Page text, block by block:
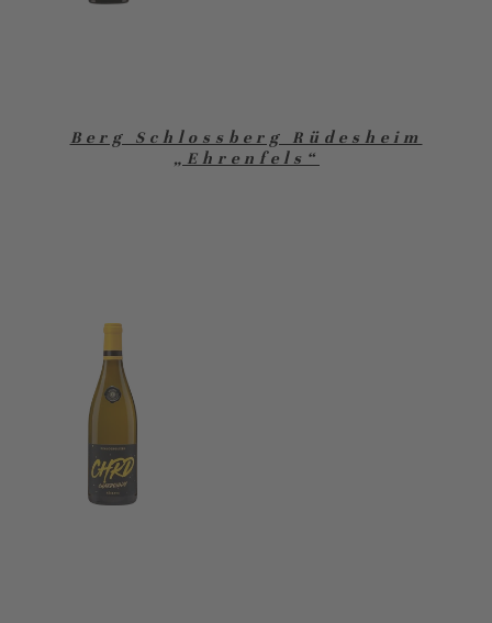
Berg Schlossberg Rüdesheim
„Ehrenfels“